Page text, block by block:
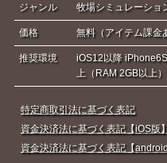
ジャンル 牧場シミュレーショ
価格 無料（アイテム課金
推奨環境
iOS12以降
上（RAM 2GB以上）
特定商取引法に基づく表記
資金決済法に基づく表記【iOS版】
資金決済法に基づく表記【android